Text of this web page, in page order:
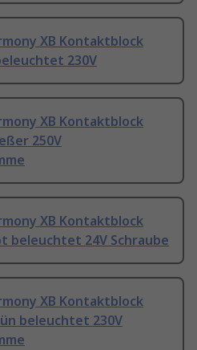
XB Kontaktblock
230V
XB Kontaktblock
250V
XB Kontaktblock
beleuchtet 24V Schraube
XB Kontaktblock
beleuchtet 230V